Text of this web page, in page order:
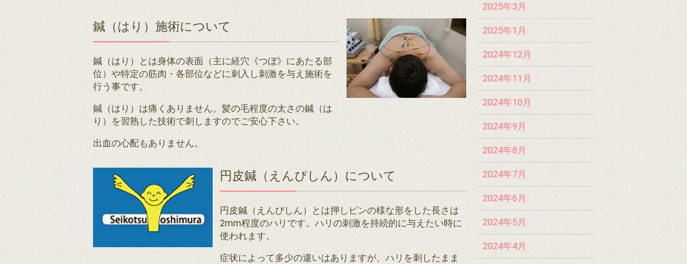
鍼（はり）施術について
鍼（はり）とは身体の表面（主に経穴《つぼ》にあたる部
位）や特定の筋肉・各部位などに刺入し刺激を与え施術を
行う事です。
鍼（はり）は痛くありません。髪の毛程度の太さの鍼（は
り）を習熟した技術で刺しますのでご安心下さい。
出血の心配もありません。
円皮鍼（えんぴしん）について
円皮鍼（えんぴしん）とは押しピンの様な形をした長さは
2mm程度のハリです。ハリの刺激を持続的に与えたい時に
使われます。
症状によって多少の違いはありますが、ハリを刺したまま
2025年3月
2025年1月
2024年12月
2024年11月
2024年10月
2024年9月
2024年8月
2024年7月
2024年6月
2024年5月
2024年4月